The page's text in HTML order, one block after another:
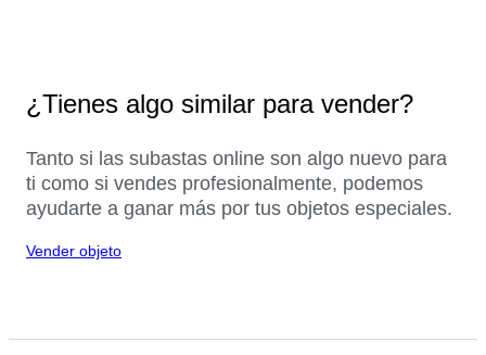
¿Tienes algo similar para vender?
Tanto si las subastas online son algo nuevo para
ti como si vendes profesionalmente, podemos
ayudarte a ganar más por tus objetos especiales.
Vender objeto